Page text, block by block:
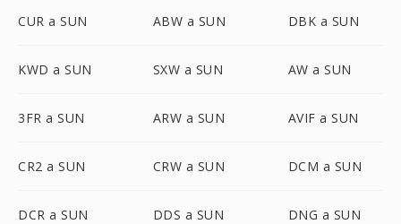
CUR a SUN ABW a SUN DBK a SUN
KWD a SUN SXW a SUN AW a SUN
3FR a SUN ARW a SUN AVIF a SUN
CR2 a SUN CRW a SUN DCM a SUN
DCR a SUN DDS a SUN DNG a SUN